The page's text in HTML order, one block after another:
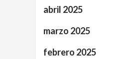
abril 2025
marzo 2025
febrero 2025